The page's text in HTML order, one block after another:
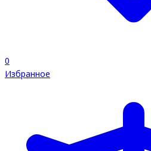
0
Избранное